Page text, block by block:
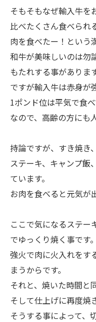
そもそもなぜ輸入牛を
比べたくさん食べられ
肉を食べたー！という
和牛が美味しいのは勿
もたれする事があります
ですが輸入牛は赤身が
1ポンド位は平気で食べ
なので、高齢の方にも
持論ですが、すき焼き
ステーキ、キャンプ飯
ています。
お肉を食べると元気が
ここで気になるステー
でゆっくり焼く事です。
強火で肉に火入れをす
まうからです。
それと、焼いた時間と
そして仕上げに再度焼
そうする事によって、